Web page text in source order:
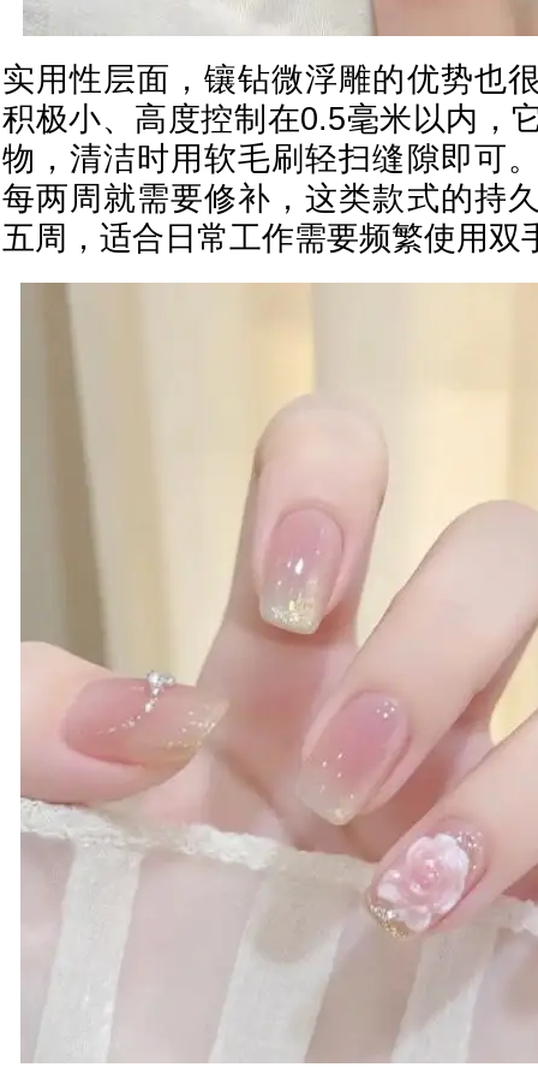
实用性层面，镶钻微浮雕的优势也
积极小、高度控制在0.5毫米以内，
物，清洁时用软毛刷轻扫缝隙即可
每两周就需要修补，这类款式的持
五周，适合日常工作需要频繁使用双